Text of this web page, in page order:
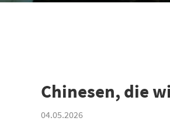
Chinesen, die
04.05.2026